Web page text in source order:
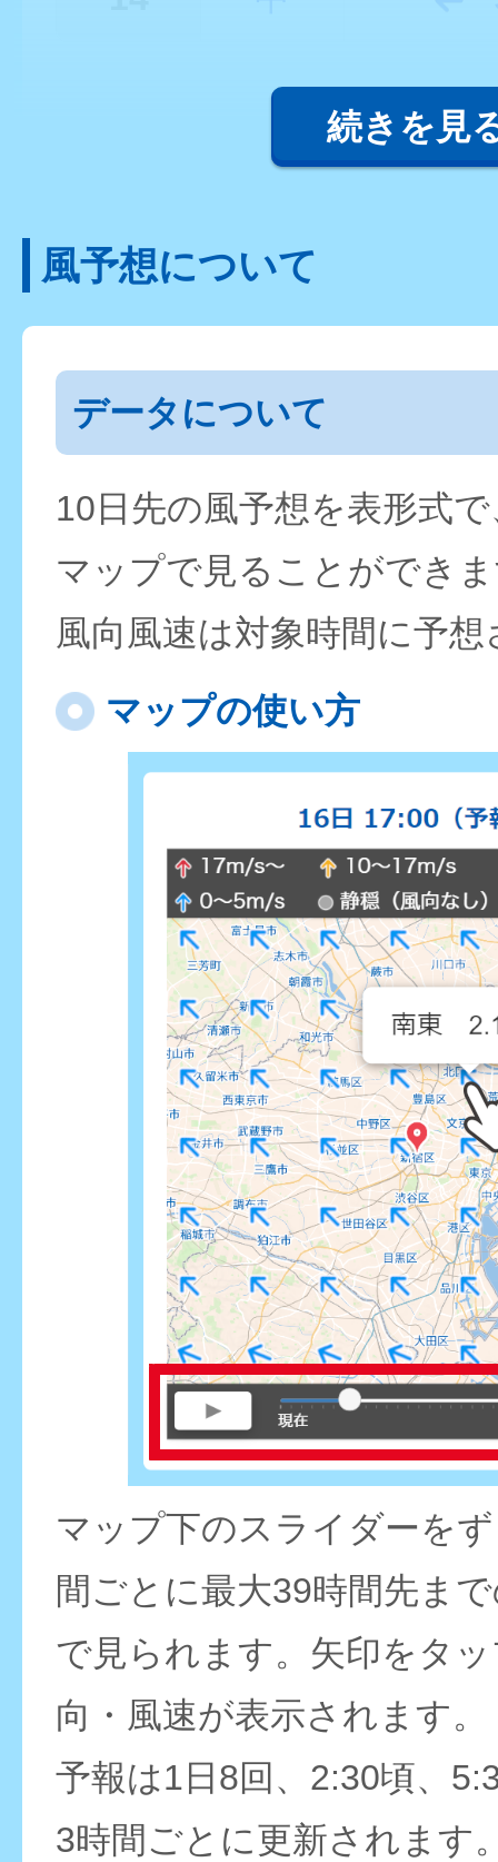
続きを見
風予想について
データについて
10日先の風予想を表形式
マップで見ることができ
風向風速は対象時間に予
マップの使い方
マップ下のスライダーを
間ごとに最大39時間先ま
で見られます。矢印をタ
向・風速が表示されます。
予報は1日8回、2:30頃、
3時間ごとに更新されます